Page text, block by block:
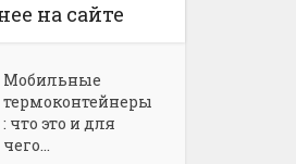
на сайте
Мобильные
термоконтейнеры
: что это и для
чего...